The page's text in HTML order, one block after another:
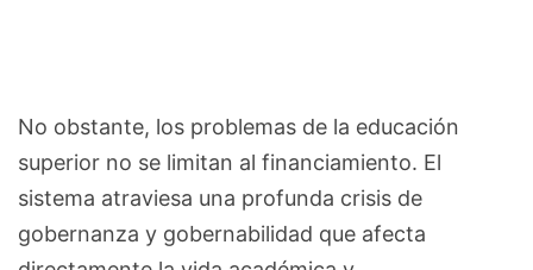
No obstante, los problemas de la educación
superior no se limitan al financiamiento. El
sistema atraviesa una profunda crisis de
gobernanza y gobernabilidad que afecta